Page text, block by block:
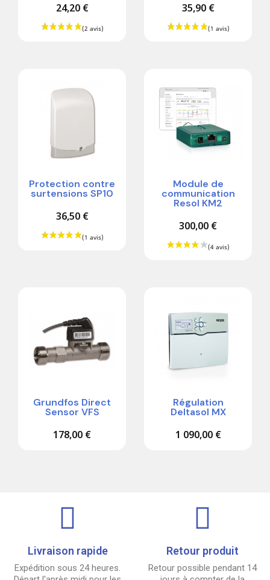
24,20 € 35,90 €
Protection contre
surtensions SP10
36,50 €
Module de
communication
Resol KM2
300,00 €
Grundfos Direct
Sensor VFS
178,00 €
Régulation
Deltasol MX
1 090,00 €
Livraison rapide
Expédition sous 24 heures.
Retour produit
Retour possible pendant 14